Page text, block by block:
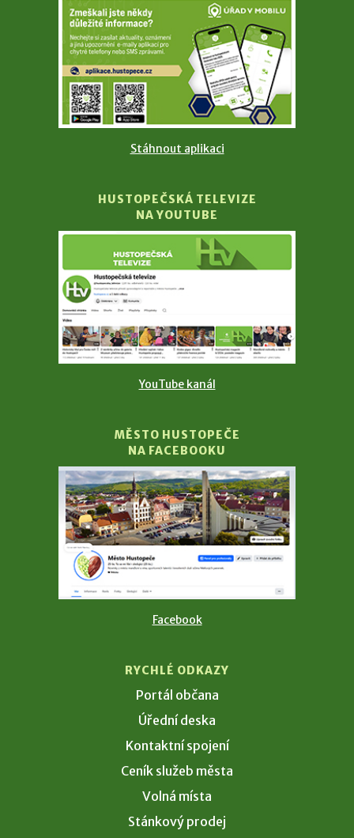
Stáhnout aplikaci
HUSTOPEČSKÁ TELEVIZE
NA YOUTUBE
YouTube kanál
MĚSTO HUSTOPEČE
NA FACEBOOKU
Facebook
RYCHLÉ ODKAZY
Portál občana
Úřední deska
Kontaktní spojení
Ceník služeb města
Volná místa
Stánkový prodej